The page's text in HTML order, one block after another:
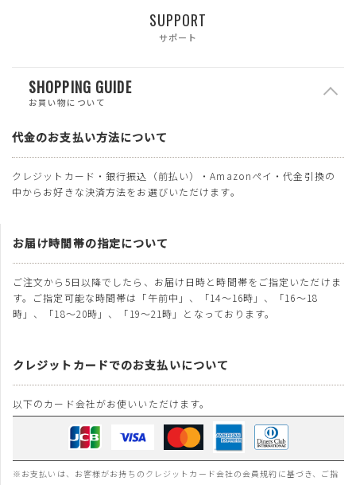
SUPPORT
サポート
SHOPPING GUIDE
お買い物について
代金のお支払い方法について
クレジットカード・銀行振込（前払い）・Amazonペイ・代金引換の
中からお好きな決済方法をお選びいただけます。
お届け時間帯の指定について
ご注文から5日以降でしたら、お届け日時と時間帯をご指定いただけま
す。ご指定可能な時間帯は「午前中」、「14～16時」、「16～18
時」、「18～20時」、「19～21時」となっております。
クレジットカードでのお支払いについて
以下のカード会社がお使いいただけます。
※お支払いは、お客様がお持ちのクレジットカード会社の会員規約に基づき、ご指